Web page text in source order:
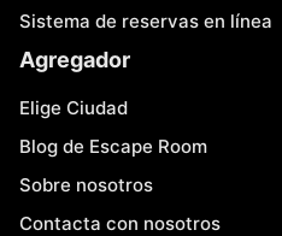
Sistema de reservas en línea
Agregador
Elige Ciudad
Blog de Escape Room
Sobre nosotros
Contacta con nosotros